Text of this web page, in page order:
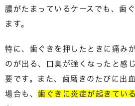
膿がたまっているケースでも、歯
ます。
特に、歯ぐきを押したときに痛み
のが出る、口臭が強くなったと感
要です。また、歯磨きのたびに出
場合も、 歯ぐきに炎症が起きてい